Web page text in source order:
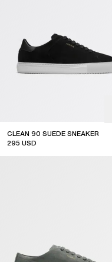
CLEAN 90 SUEDE SNEAKER
295 USD